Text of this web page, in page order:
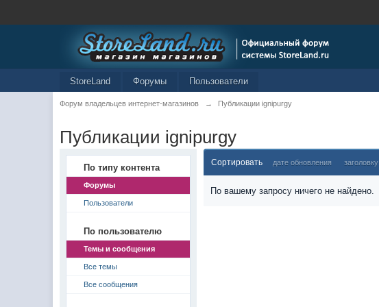
StoreLand Форумы Пользователи
Форум владельцев интернет-магазинов → Публикации ignipurgy
Публикации ignipurgy
По типу контента
Форумы
Пользователи
По пользователю
Темы и сообщения
Все темы
Все сообщения
Сортировать дате обновления заголовку
По вашему запросу ничего не найдено.